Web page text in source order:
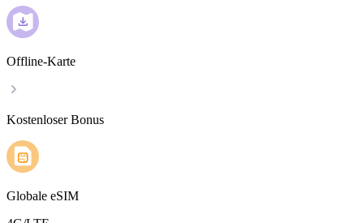
Offline-Karte
Kostenloser Bonus
Globale eSIM